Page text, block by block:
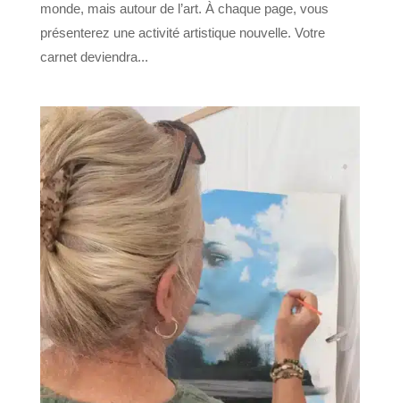
monde, mais autour de l’art. À chaque page, vous
présenterez une activité artistique nouvelle. Votre
carnet deviendra...